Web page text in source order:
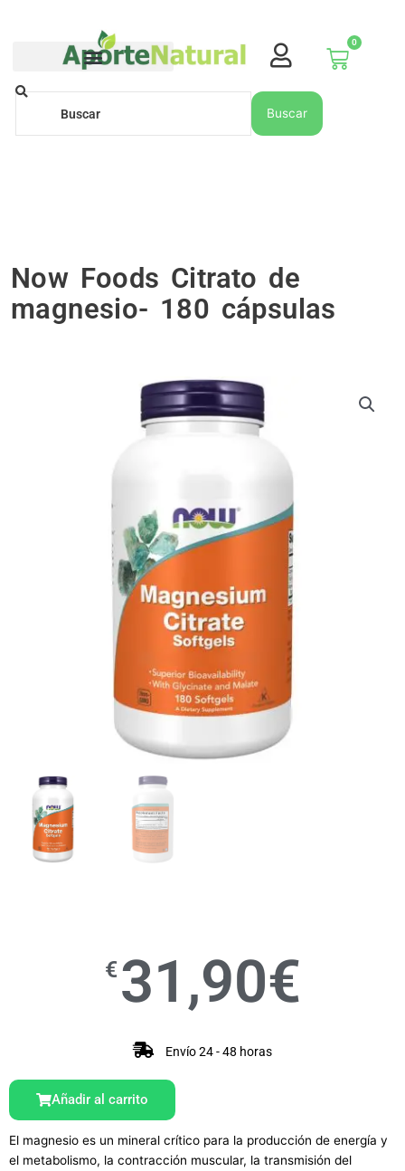
0
Carrito
Buscar
Buscar
Now Foods Citrato de
magnesio- 180 cápsulas
€ 31,90€
Envío 24 - 48 horas
Añadir al carrito
El magnesio es un mineral crítico para la producción de energía y
el metabolismo, la contracción muscular, la transmisión del